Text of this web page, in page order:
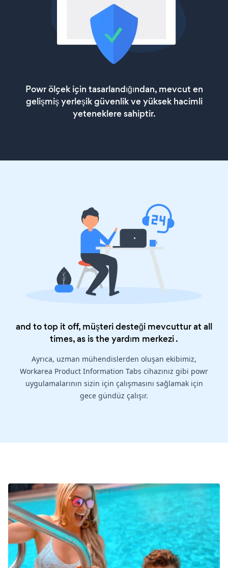
Powr ölçek için tasarlandığından, mevcut en
gelişmiş yerleşik güvenlik ve yüksek hacimli
yeteneklere sahiptir.
and to top it off, müşteri desteği mevcuttur at all
times, as is theyardım merkezi.
Ayrıca, uzman mühendislerden oluşan ekibimiz,
Workarea Product Information Tabs cihazınız gibi powr
uygulamalarının sizin için çalışmasını sağlamak için
gece gündüz çalışır.